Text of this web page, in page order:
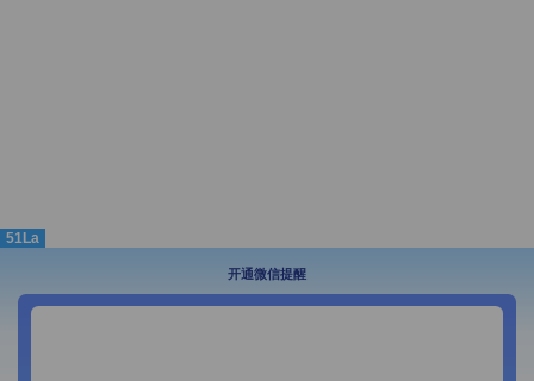
51La
开通微信提醒